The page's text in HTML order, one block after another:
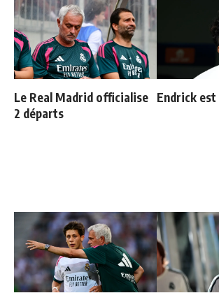
Le Real Madrid officialise
2 départs
Endrick